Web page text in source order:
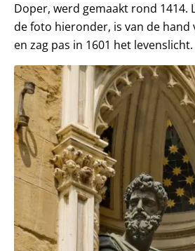
Doper, werd gemaakt rond 1414.
de foto hieronder, is van de hand
en zag pas in 1601 het levenslicht.